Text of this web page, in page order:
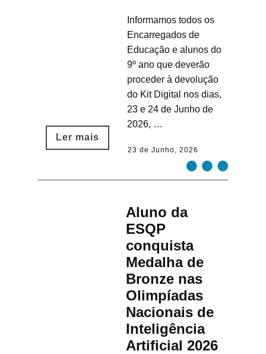
Informamos todos os
Encarregados de
Educação e alunos do
9º ano que deverão
proceder à devolução
do Kit Digital nos dias,
23 e 24 de Junho de
2026, …
23 de Junho, 2026
Ler mais​
Aluno da
ESQP
conquista
Medalha de
Bronze nas
Olimpíadas
Nacionais de
Inteligência
Artificial 2026